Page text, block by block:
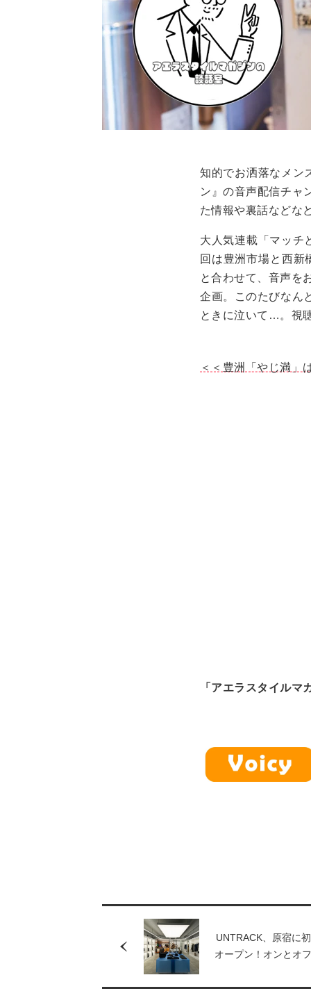
知的でお洒落なメン
ン』の音声配信チャ
た情報や裏話などな
大人気連載「マッチ
回は豊洲市場と西新
と合わせて、音声を
企画。このたびなん
ときに泣いて…。視
＜＜豊洲「やじ満」
「アエラスタイル
UNTRACK、原宿に
オープン！オンとオ
提案する直営店限定